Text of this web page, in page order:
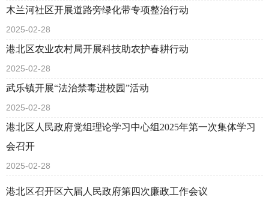
木兰河社区开展道路旁绿化带专项整治行动
2025-02-28
港北区农业农村局开展科技助农护春耕行动
2025-02-28
武乐镇开展“法治禁毒进校园”活动
2025-02-28
港北区人民政府党组理论学习中心组2025年第一次集体学习
会召开
2025-02-28
港北区召开区六届人民政府第四次廉政工作会议